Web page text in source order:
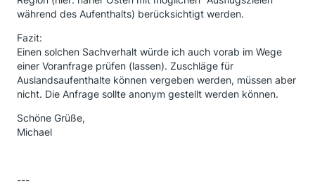
während des Aufenthalts) berücksichtigt werden.
Fazit:
Einen solchen Sachverhalt würde ich auch vorab im Wege
einer Voranfrage prüfen (lassen). Zuschläge für
Auslandsaufenthalte können vergeben werden, müssen aber
nicht. Die Anfrage sollte anonym gestellt werden können.
Schöne Grüße,
Michael
---